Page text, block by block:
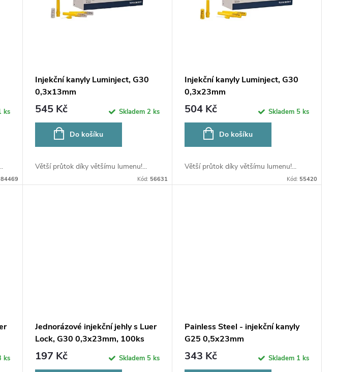
ks
84469
Injekční kanyly Luminject, G30
0,3x13mm
545 Kč Skladem 2 ks
Do košíku
Větší průtok díky většímu lumenu!...
Kód: 56631
Injekční kanyly Luminject, G30
0,3x23mm
504 Kč Skladem 5 ks
Do košíku
Větší průtok díky většímu lumenu!...
Kód: 55420
ks
Jednorázové injekční jehly s Luer
Lock, G30 0,3x23mm, 100ks
197 Kč Skladem 5 ks
Painless Steel - injekční kanyly
G25 0,5x23mm
343 Kč Skladem 1 ks